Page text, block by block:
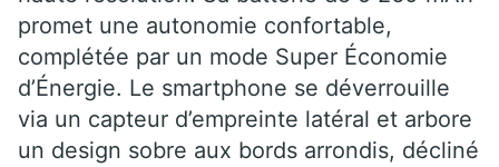
promet une autonomie confortable,
complétée par un mode Super Économie
d’Énergie. Le smartphone se déverrouille
via un capteur d’empreinte latéral et arbore
un design sobre aux bords arrondis, décliné